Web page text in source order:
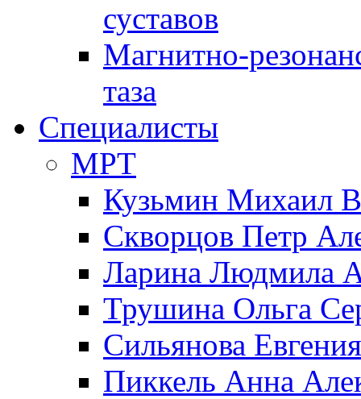
суставов
Магнитно-
таза
Специалисты
МРТ
Кузьмин Михаил
Скворцов Петр
Ларина Людмила
Трушина Ольга
Сильянова
Пиккель Анна